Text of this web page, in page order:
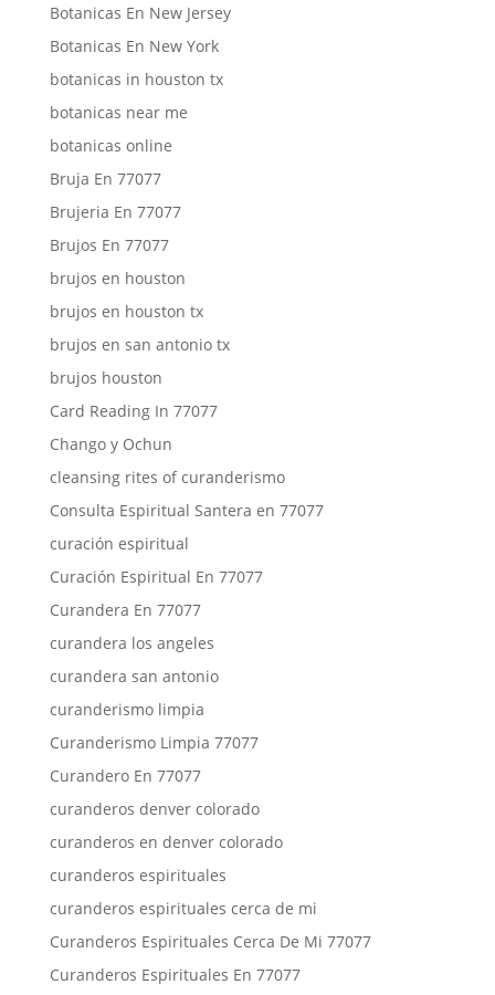
Botanicas En New Jersey
Botanicas En New York
botanicas in houston tx
botanicas near me
botanicas online
Bruja En 77077
Brujeria En 77077
Brujos En 77077
brujos en houston
brujos en houston tx
brujos en san antonio tx
brujos houston
Card Reading In 77077
Chango y Ochun
cleansing rites of curanderismo
Consulta Espiritual Santera en 77077
curación espiritual
Curación Espiritual En 77077
Curandera En 77077
curandera los angeles
curandera san antonio
curanderismo limpia
Curanderismo Limpia 77077
Curandero En 77077
curanderos denver colorado
curanderos en denver colorado
curanderos espirituales
curanderos espirituales cerca de mi
Curanderos Espirituales Cerca De Mi 77077
Curanderos Espirituales En 77077